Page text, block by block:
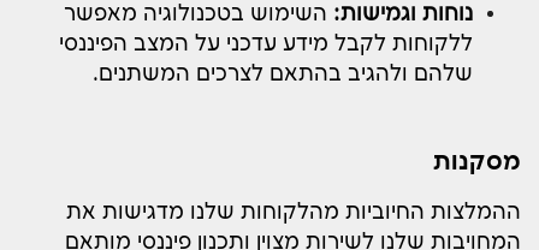
נוחות וגמישות: השימוש בטכנולוגיה מאפשר
ללקוחות לקבל מידע עדכני על המצב הפיננסי
שלהם ולהגיב בהתאם לצרכים המשתנים.
מסקנות
ההמלצות החיוביות מהלקוחות שלנו מדגישות את
המחויבות שלנו לשירות מצוין ותכנון פיננסי מותאם